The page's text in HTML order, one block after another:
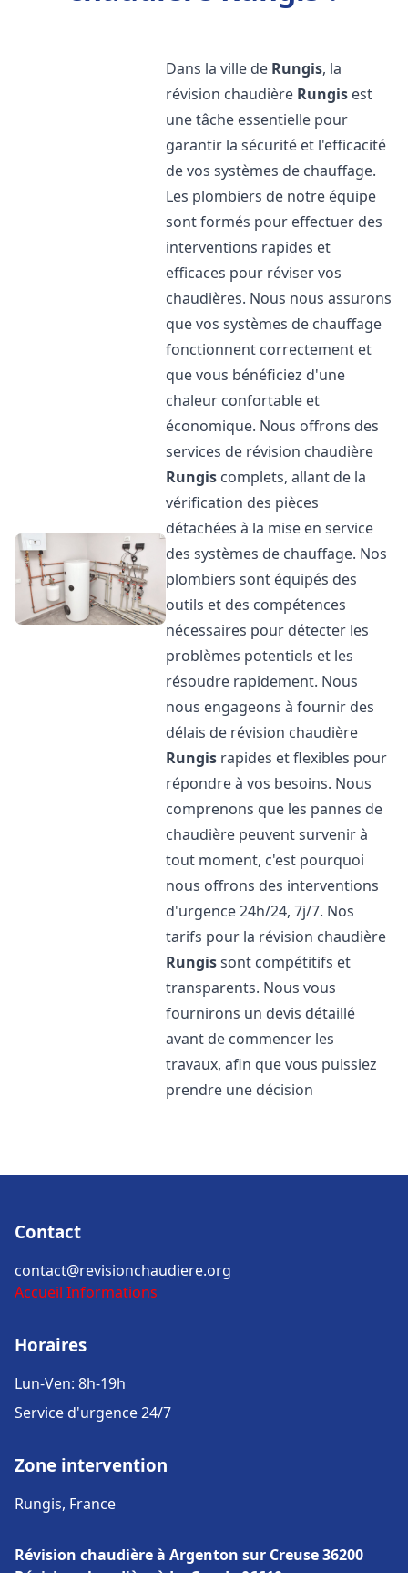
Dans la ville de Rungis, la
révision chaudière Rungis est
une tâche essentielle pour
garantir la sécurité et l'efficacité
de vos systèmes de chauffage.
Les plombiers de notre équipe
sont formés pour effectuer des
interventions rapides et
efficaces pour réviser vos
chaudières. Nous nous assurons
que vos systèmes de chauffage
fonctionnent correctement et
que vous bénéficiez d'une
chaleur confortable et
économique. Nous offrons des
services de révision chaudière
Rungis complets, allant de la
vérification des pièces
détachées à la mise en service
des systèmes de chauffage. Nos
plombiers sont équipés des
outils et des compétences
nécessaires pour détecter les
problèmes potentiels et les
résoudre rapidement. Nous
nous engageons à fournir des
délais de révision chaudière
Rungis rapides et flexibles pour
répondre à vos besoins. Nous
comprenons que les pannes de
chaudière peuvent survenir à
tout moment, c'est pourquoi
nous offrons des interventions
d'urgence 24h/24, 7j/7. Nos
tarifs pour la révision chaudière
Rungissont compétitifs et
transparents. Nous vous
fournirons un devis détaillé
avant de commencer les
travaux, afin que vous puissiez
prendre une décision
Contact
contact@revisionchaudiere.org
Accueil Informations
Horaires
Lun-Ven: 8h-19h
Service d'urgence 24/7
Zone intervention
Rungis, France
Révision chaudière à Argenton sur Creuse 36200